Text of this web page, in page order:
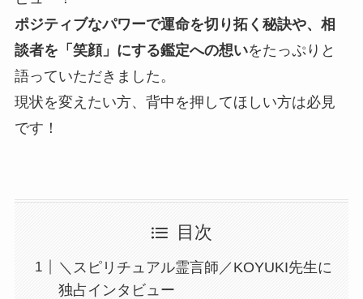
ポジティブなパワーで運命を切り拓く秘訣や、相
談者を「笑顔」にする鑑定への想いをたっぷりと
語っていただきました。
現状を変えたい方、背中を押してほしい方は必見
です！
目次
＼スピリチュアル霊言師／KOYUKI先生に
独占インタビュー